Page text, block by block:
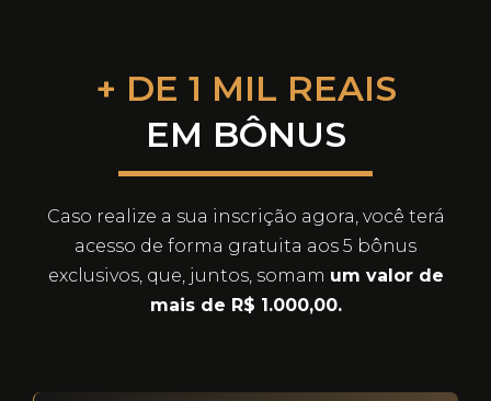
+ DE 1 MIL REAIS
EM BÔNUS
Caso realize a sua inscrição agora, você terá
acesso de forma gratuita aos 5 bônus
exclusivos, que, juntos, somam um valor de
mais de R$ 1.000,00.